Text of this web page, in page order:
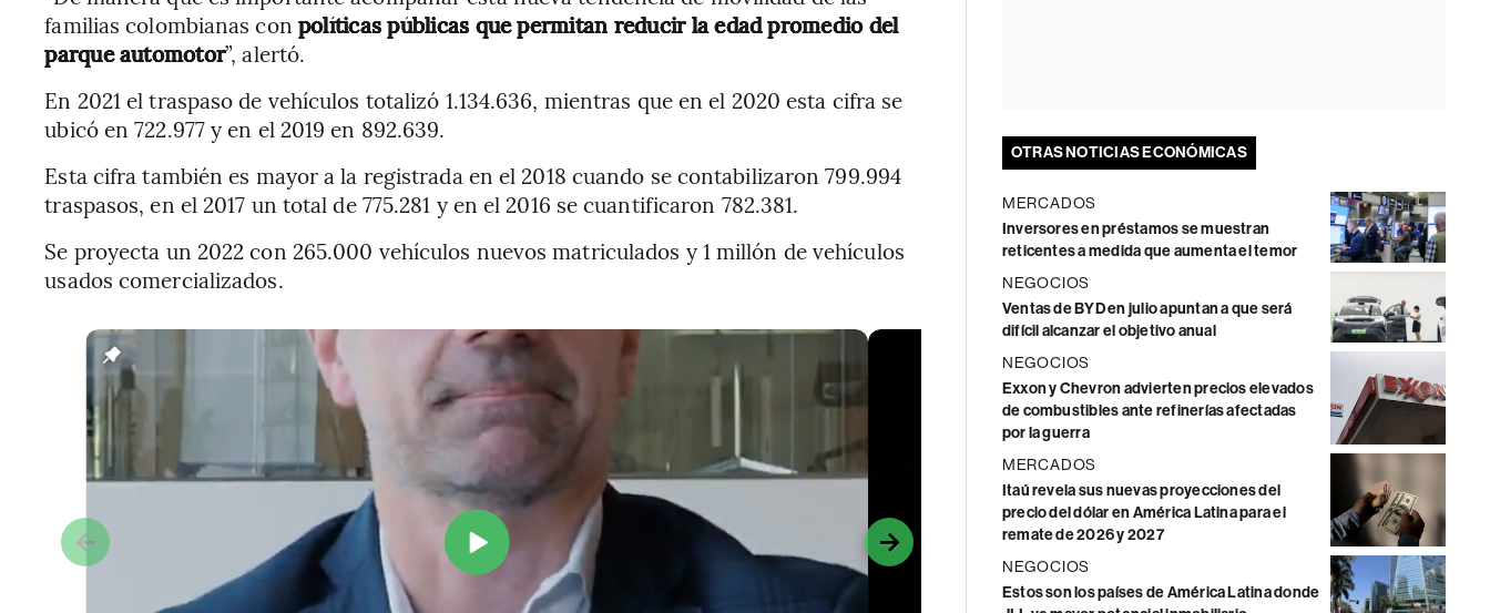
familias colombianas con políticas públicas que permitan reducir la edad promedio del
parque automotor”, alertó.
En 2021 el traspaso de vehículos totalizó 1.134.636, mientras que en el 2020 esta cifra se
ubicó en 722.977 y en el 2019 en 892.639.
Esta cifra también es mayor a la registrada en el 2018 cuando se contabilizaron 799.994
traspasos, en el 2017 un total de 775.281 y en el 2016 se cuantificaron 782.381.
Se proyecta un 2022 con 265.000 vehículos nuevos matriculados y 1 millón de vehículos
usados comercializados.
OTRAS NOTICIAS ECONÓMICAS
MERCADOS
Inversores en préstamos se muestran
reticentes a medida que aumenta el temor
NEGOCIOS
Ventas de BYD en julio apuntan a que será
difícil alcanzar el objetivo anual
NEGOCIOS
Exxon y Chevron advierten precios elevados
de combustibles ante refinerías afectadas
por la guerra
MERCADOS
Itaú revela sus nuevas proyecciones del
precio del dólar en América Latina para el
remate de 2026 y 2027
NEGOCIOS
Estos son los países de América Latina donde